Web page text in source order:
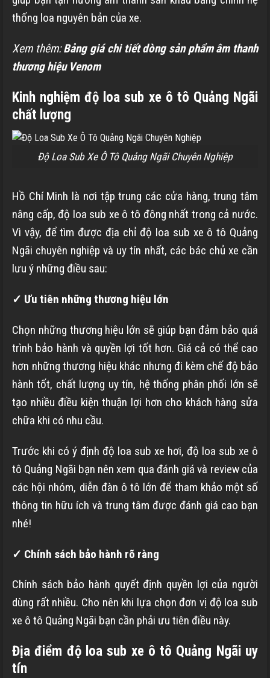
thống loa nguyên bản của xe.
Xem thêm:Bảng giá chi tiết dòng sản phẩm âm thanh
thương hiệu Venom
Kinh nghiệm độ loa sub xe ô tô Quảng Ngãi
chất lượng
Độ Loa Sub Xe Ô Tô Quảng Ngãi Chuyên Nghiệp
Hồ Chí Minh là nơi tập trung các cửa hàng, trung tâm
nâng cấp, độ loa sub xe ô tô đông nhất trong cả nước.
Vì vậy, để tìm được địa chỉ độ loa sub xe ô tô Quảng
Ngãi chuyên nghiệp và uy tín nhất, các bác chủ xe cần
lưu ý những điều sau:
✓ Ưu tiên những thương hiệu lớn
Chọn những thương hiệu lớn sẽ giúp bạn đảm bảo quá
trình bảo hành và quyền lợi tốt hơn. Giá cả có thể cao
hơn những thương hiệu khác nhưng đi kèm chế độ bảo
hành tốt, chất lượng uy tín, hệ thống phân phối lớn sẽ
tạo nhiều điều kiện thuận lợi hơn cho khách hàng sửa
chữa khi có nhu cầu.
Trước khi có ý định độ loa sub xe hơi, độ loa sub xe ô
tô Quảng Ngãi bạn nên xem qua đánh giá và review của
các hội nhóm, diễn đàn ô tô lớn để tham khảo một số
thông tin hữu ích và trung tâm được đánh giá cao bạn
nhé!
✓ Chính sách bảo hành rõ ràng
Chính sách bảo hành quyết định quyền lợi của người
dùng rất nhiều. Cho nên khi lựa chọn đơn vị độ loa sub
xe ô tô Quảng Ngãi bạn cần phải ưu tiên điều này.
Địa điểm độ loa sub xe ô tô Quảng Ngãi uy
tín